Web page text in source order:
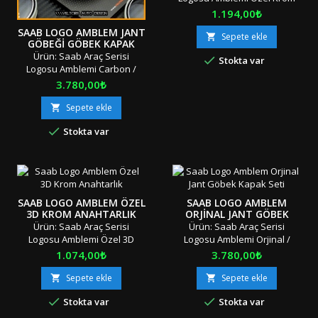
SAAB LOGO AMBLEM JANT
GÖBEĞI GÖBEK KAPAK
SETI
Ürün: Saab Araç Serisi
Logosu Amblemi Carbon /
Karbon Jant Göbeği Jant
Göbek Kapağı Seti Adet: 4
Parça Boyut: 6.0 cm Materyal:
OEM Ürün/Tırnaklı / Geçmeli
Uyumluluk: Tüm Sınıf ve
Ambalajında" "" Stok Ürünü
&amp; Aynı Gün &amp; Hızlı
Gönderi &amp; İndirimli
Kargo "" Türkiye'nin Her
Yerine Aras Kargo ile...
Fiyat
3.780,00₺
 Sepete ekle
 Stokta var
Saab Anahtarlık Adet: Tek
Parça (Orijinal Kutusunda)
Boyut: Standart Materyal:
OEM Ürün/Çift Taraflı Bant
Uyumluluk: Tüm Sınıf ve
Fiyat
1.194,00₺
 Sepete ekle
 Stokta var
SAAB LOGO AMBLEM ÖZEL
3D KROM ANAHTARLIK
Ürün: Saab Araç Serisi
Logosu Amblemi Özel 3D
Krom Anahtarlık Adet: Tek
Parça (Orijinal Kutusunda)
Boyut: Standart Materyal:
OEM Ürün/Çift Taraflı Bant
Uyumluluk: Tüm Sınıf ve
Fiyat
1.074,00₺
 Sepete ekle
 Stokta var
SAAB LOGO AMBLEM
ORJINAL JANT GÖBEK
KAPAK SETI
Ürün: Saab Araç Serisi
Logosu Amblemi Orjinal /
Orijinal Jant Göbeği Jant
Göbek Kapağı Seti Adet: 4
Parça Boyut: 6.0 cm Materyal:
OEM Ürün/Tırnaklı / Geçmeli
Uyumluluk: Tüm Sınıf ve
Fiyat
3.780,00₺
 Sepete ekle
 Stokta var